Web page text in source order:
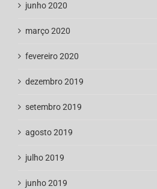
junho 2020
março 2020
fevereiro 2020
dezembro 2019
setembro 2019
agosto 2019
julho 2019
junho 2019